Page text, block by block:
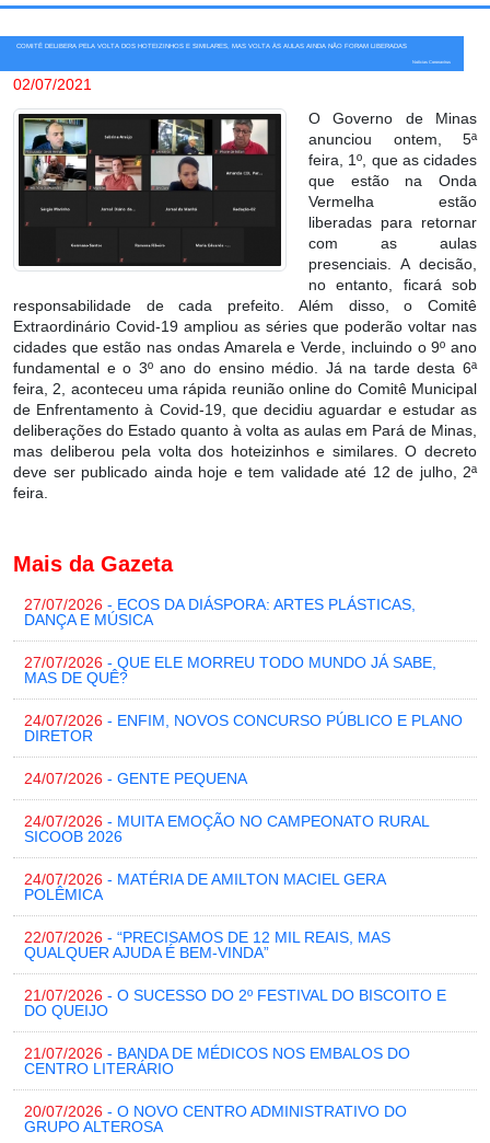
COMITÊ DELIBERA PELA VOLTA DOS HOTEIZINHOS E SIMILARES, MAS VOLTA ÀS AULAS AINDA NÃO FORAM LIBERADAS
Notícias Coronavírus
02/07/2021
O Governo de Minas
anunciou ontem, 5ª
feira, 1º, que as cidades
que estão na Onda
Vermelha estão
liberadas para retornar
com as aulas
presenciais. A decisão,
no entanto, ficará sob
responsabilidade de cada prefeito. Além disso, o Comitê
Extraordinário Covid-19 ampliou as séries que poderão voltar nas
cidades que estão nas ondas Amarela e Verde, incluindo o 9º ano
fundamental e o 3º ano do ensino médio. Já na tarde desta 6ª
feira, 2, aconteceu uma rápida reunião online do Comitê Municipal
de Enfrentamento à Covid-19, que decidiu aguardar e estudar as
deliberações do Estado quanto à volta as aulas em Pará de Minas,
mas deliberou pela volta dos hoteizinhos e similares. O decreto
deve ser publicado ainda hoje e tem validade até 12 de julho, 2ª
feira.
Mais da Gazeta
27/07/2026 - ECOS DA DIÁSPORA: ARTES PLÁSTICAS,
DANÇA E MÚSICA
27/07/2026 - QUE ELE MORREU TODO MUNDO JÁ SABE,
MAS DE QUÊ?
24/07/2026 - ENFIM, NOVOS CONCURSO PÚBLICO E PLANO
DIRETOR
24/07/2026 - GENTE PEQUENA
24/07/2026 - MUITA EMOÇÃO NO CAMPEONATO RURAL
SICOOB 2026
24/07/2026 - MATÉRIA DE AMILTON MACIEL GERA
POLÊMICA
22/07/2026 - “PRECISAMOS DE 12 MIL REAIS, MAS
QUALQUER AJUDA É BEM-VINDA”
21/07/2026 - O SUCESSO DO 2º FESTIVAL DO BISCOITO E
DO QUEIJO
21/07/2026 - BANDA DE MÉDICOS NOS EMBALOS DO
CENTRO LITERÁRIO
20/07/2026 - O NOVO CENTRO ADMINISTRATIVO DO
GRUPO ALTEROSA